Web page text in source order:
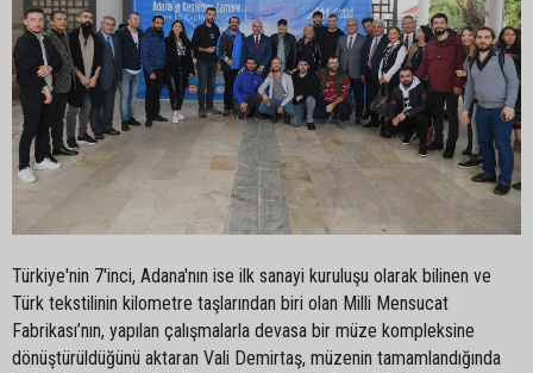
Türkiye'nin 7'inci, Adana'nın ise ilk sanayi kuruluşu olarak bilinen ve
Türk tekstilinin kilometre taşlarından biri olan Milli Mensucat
Fabrikası’nın, yapılan çalışmalarla devasa bir müze kompleksine
dönüştürüldüğünü aktaran Vali Demirtaş, müzenin tamamlandığında